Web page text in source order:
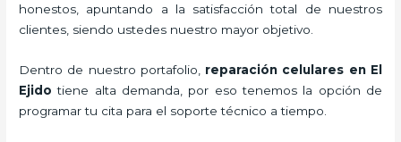
honestos, apuntando a la satisfacción total de nuestros
clientes, siendo ustedes nuestro mayor objetivo.
Dentro de nuestro portafolio, reparación celulares en El
Ejido tiene alta demanda, por eso tenemos la opción de
programar tu cita para el soporte técnico a tiempo.